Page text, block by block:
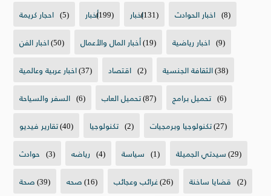
احجار كريمة (5) أخبار(199) اخبار(131) اخبار الحوادث (8)
اخبار الفن(50) أخبار المال والأعمال(19) اخبار رياضية (9)
اخبار عربية وعالمية(37) اقتصاد (2) الثقافة الجنسية(38)
السفر والسياحة (6) تحميل العاب(87) تحميل برامج (6)
تقارير فيديو(40) تكنولوجيا (2) تكنولوجيا وبرمجيات(27)
حوادث (3) رياضه (4) سياسة (1) سيدتي الجميلة(29)
صحة(39) صحه(16) غرائب وعجائب(26) قضايا ساخنة (2)